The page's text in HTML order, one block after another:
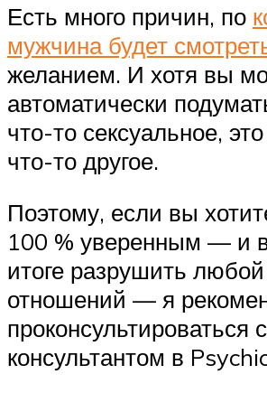
Есть много причин, по
мужчина будет
желанием. И хотя вы
автоматически
что-то сексуальное,
что-то другое.
Поэтому, если вы
100 % уверенным — и
итоге разрушить
отношений — я
проконсультироваться
консультантом в